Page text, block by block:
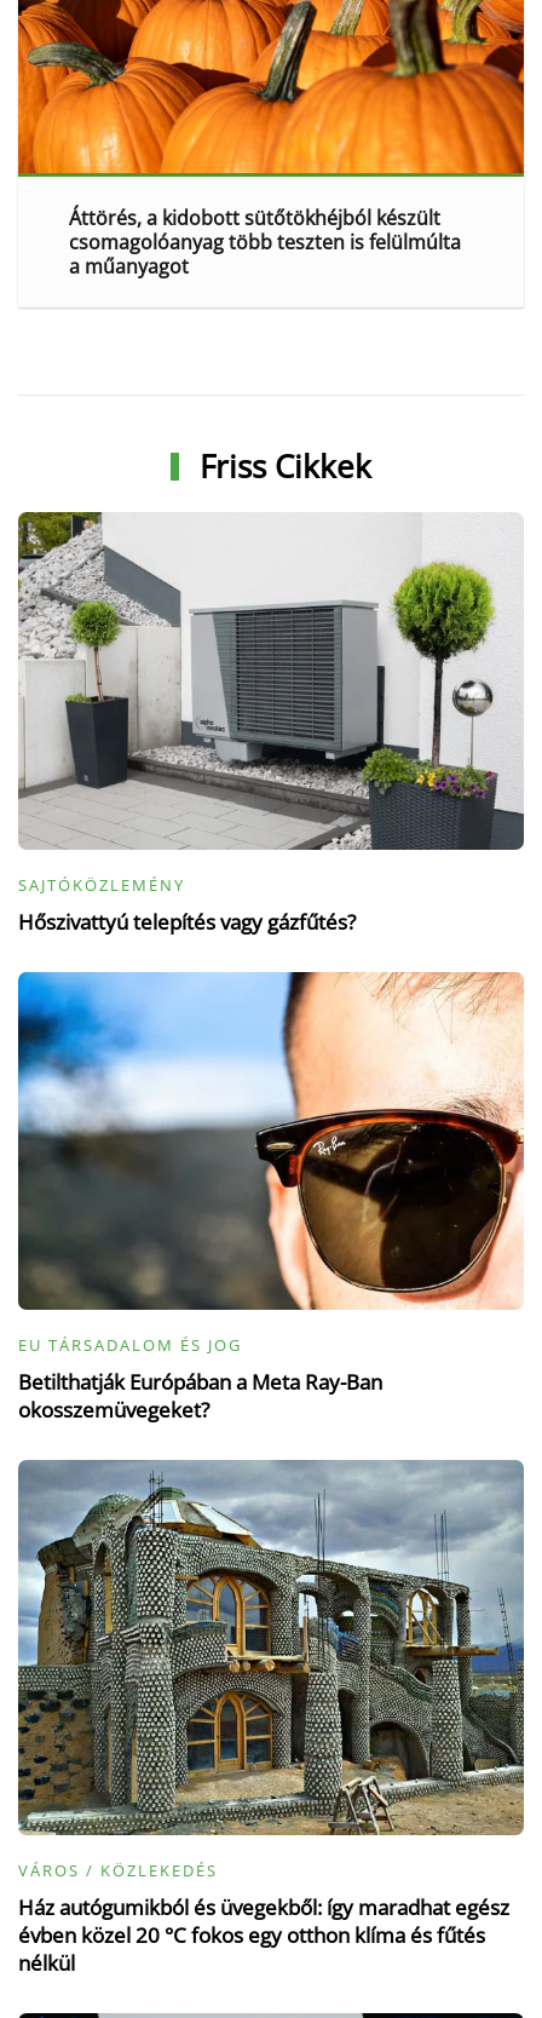
Áttörés, a kidobott sütőtökhéjból készült
csomagolóanyag több teszten is felülmúlta
a műanyagot
Friss Cikkek
SAJTÓKÖZLEMÉNY
Hőszivattyú telepítés vagy gázfűtés?
EU TÁRSADALOM ÉS JOG
Betilthatják Európában a Meta Ray-Ban
okosszemüvegeket?
VÁROS / KÖZLEKEDÉS
Ház autógumikból és üvegekből: így maradhat egész
évben közel 20 °C fokos egy otthon klíma és fűtés
nélkül